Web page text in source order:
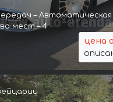
– Автоматическая
мест – 4
цена